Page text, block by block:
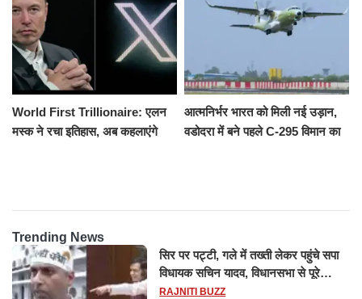
World First Trillionaire: एलन
मस्क ने रचा इतिहास, अब कहलाएंगे
आत्मनिर्भर भारत को मिली नई उड़ान,
वडोदरा में बने पहले C-295 विमान का
Trending News
सिर पर पट्टी, गले में तख्ती लेकर पहुंचे सपा
विधायक सचिन यादव, विधानसभा से पूरे
मानसून सत्र के लिए किया गया निलंबित
RAJNITI BUZZ